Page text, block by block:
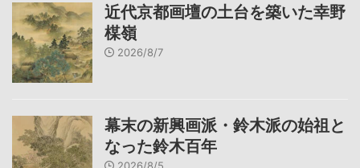
近代京都画壇の土台を築いた幸野
楳嶺
2026/8/7
幕末の新興画派・鈴木派の始祖と
なった鈴木百年